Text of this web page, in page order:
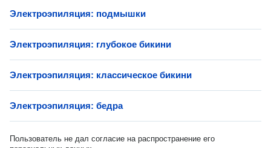
Электроэпиляция: подмышки
Электроэпиляция: глубокое бикини
Электроэпиляция: классическое бикини
Электроэпиляция: бедра
Пользователь не дал согласие на распространение его